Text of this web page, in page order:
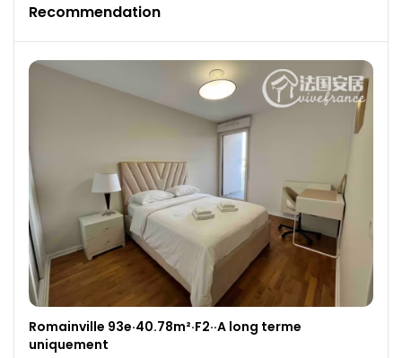
Recommendation
Romainville 93e·40.78m²·F2··A long terme
uniquement